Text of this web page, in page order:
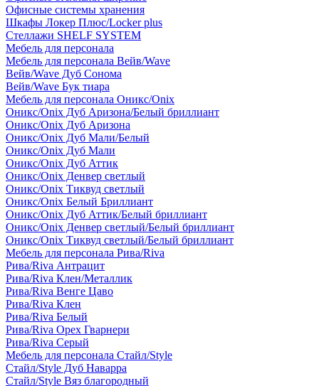
Офисные системы хранения
Шкафы Локер Плюс/Locker plus
Стеллажи SHELF SYSTEM
Мебель для персонала
Мебель для персонала Вейв/Wave
Вейв/Wave Дуб Сонома
Вейв/Wave Бук тиара
Мебель для персонала Оникс/Onix
Оникс/Onix Дуб Аризона/Белый бриллиант
Оникс/Onix Дуб Аризона
Оникс/Onix Дуб Мали/Белый
Оникс/Onix Дуб Мали
Оникс/Onix Дуб Аттик
Оникс/Onix Денвер светлый
Оникс/Onix Тиквуд светлый
Оникс/Onix Белый Бриллиант
Оникс/Onix Дуб Аттик/Белый бриллиант
Оникс/Onix Денвер светлый/Белый бриллиант
Оникс/Onix Тиквуд светлый/Белый бриллиант
Мебель для персонала Рива/Riva
Рива/Riva Антрацит
Рива/Riva Клен/Металлик
Рива/Riva Венге Цаво
Рива/Riva Клен
Рива/Riva Белый
Рива/Riva Орех Гварнери
Рива/Riva Серый
Мебель для персонала Стайл/Style
Стайл/Style Дуб Наварра
Стайл/Style Вяз благородный